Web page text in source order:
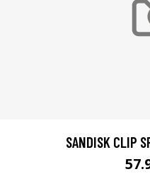
SANDISK CLIP